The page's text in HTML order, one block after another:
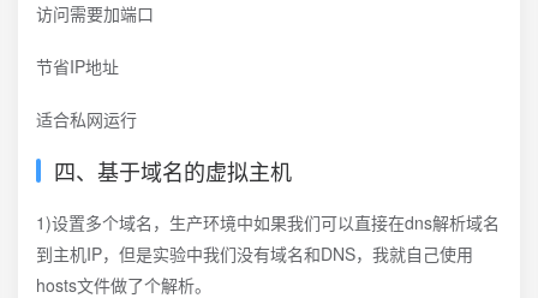
访问需要加端口
节省IP地址
适合私网运行
四、基于域名的虚拟主机
1)设置多个域名，生产环境中如果我们可以直接在dns解析域名
到主机IP，但是实验中我们没有域名和DNS，我就自己使用
hosts文件做了个解析。